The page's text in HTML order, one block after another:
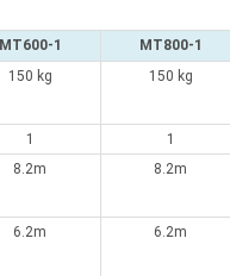
MT600-1
MT800-1
150 kg 150 kg
1
1
8.2m 8.2m
6.2m 6.2m